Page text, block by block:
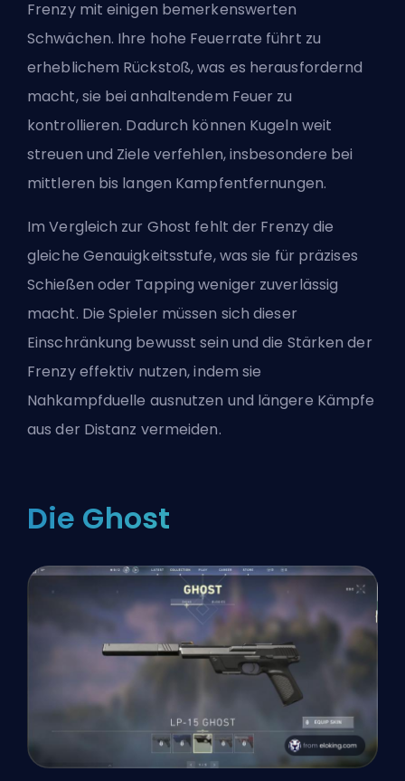
Frenzy mit einigen bemerkenswerten
Schwächen. Ihre hohe Feuerrate führt zu
erheblichem Rückstoß, was es herausfordernd
macht, sie bei anhaltendem Feuer zu
kontrollieren. Dadurch können Kugeln weit
streuen und Ziele verfehlen, insbesondere bei
mittleren bis langen Kampfentfernungen.
Im Vergleich zur Ghost fehlt der Frenzy die
gleiche Genauigkeitsstufe, was sie für präzises
Schießen oder Tapping weniger zuverlässig
macht. Die Spieler müssen sich dieser
Einschränkung bewusst sein und die Stärken der
Frenzy effektiv nutzen, indem sie
Nahkampfduelle ausnutzen und längere Kämpfe
aus der Distanz vermeiden.
Die Ghost